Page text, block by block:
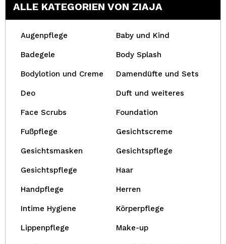
ALLE KATEGORIEN VON ZIAJA
Augenpflege Baby und Kind
Badegele Body Splash
Bodylotion und Creme Damendüfte und Sets
Deo Duft und weiteres
Face Scrubs Foundation
Fußpflege Gesichtscreme
Gesichtsmasken Gesichtspflege
Gesichtspflege Haar
Handpflege Herren
Intime Hygiene Körperpflege
Lippenpflege Make-up